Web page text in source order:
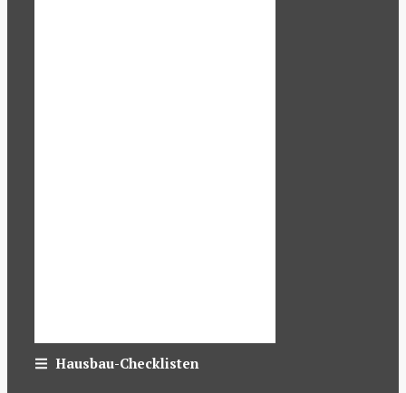
Hausbau-Checklisten